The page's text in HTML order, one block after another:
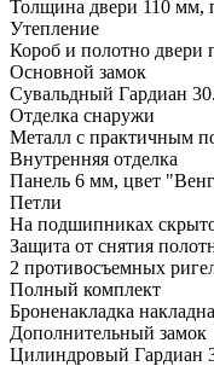
Толщина двери 110 мм,
Утепление
Короб и полотно двери
Основной замок
Сувальдный Гардиан
Отделка снаружи
Металл с практичным
Внутренняя отделка
Панель 6 мм, цвет
Петли
На подшипниках
Защита от снятия
2 противосъемных
Полный комплект
Броненакладка
Дополнительный замок
Цилиндровый Гардиан